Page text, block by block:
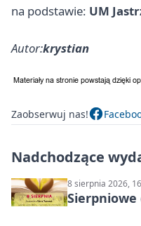
na podstawie: UM
Autor:krystian
Zaobserwuj nas!
Nadchodzące
8 sierpnia 2026,